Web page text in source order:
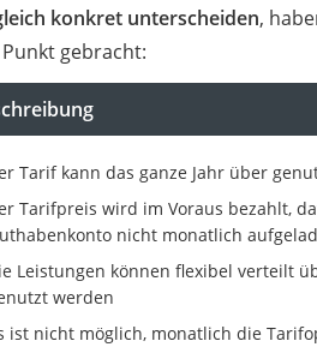
konkret unterscheiden,
gebracht:
Tarif kann das ganze Jahr über
Tarifpreis wird im Voraus bezahlt,
nicht monatlich
Leistungen können flexibel verteilt
werden
ist nicht möglich, monatlich die